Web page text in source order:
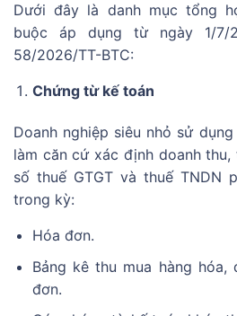
Dưới đây là danh mục tổng
buộc áp dụng từ ngày 1/7/
58/2026/TT-BTC:
Chứng từ kế toán
Doanh nghiệp siêu nhỏ sử
làm căn cứ xác định doanh
số thuế GTGT và thuế TNDN
trong kỳ:
Hóa đơn.
Bảng kê thu mua hàng
đơn.